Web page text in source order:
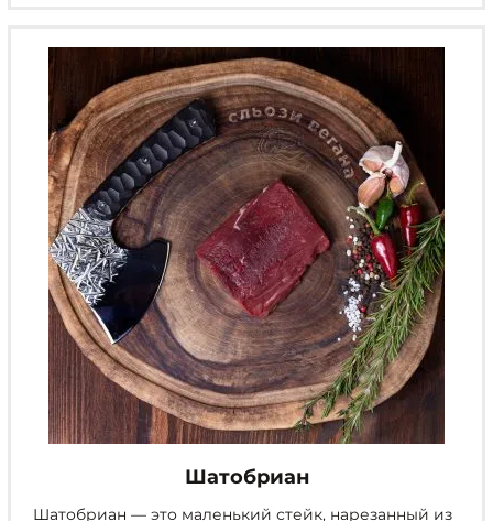
можно
странице
товара.
Шатобриан
Шатобриан — это маленький стейк, нарезанный из